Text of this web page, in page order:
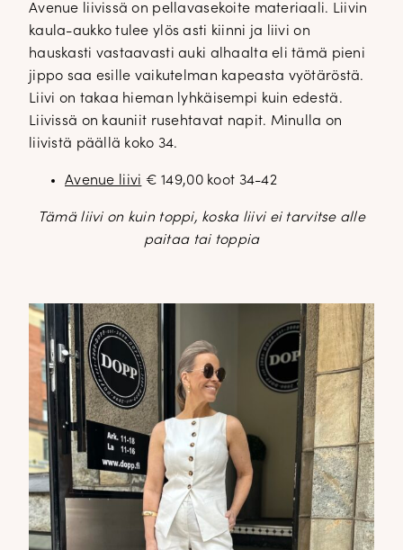
Avenue liivissä on pellavasekoite materiaali. Liivin
kaula-aukko tulee ylös asti kiinni ja liivi on
hauskasti vastaavasti auki alhaalta eli tämä pieni
jippo saa esille vaikutelman kapeasta vyötäröstä.
Liivi on takaa hieman lyhkäisempi kuin edestä.
Liivissä on kauniit rusehtavat napit. Minulla on
liivistä päällä koko 34.
Avenue liivi € 149,00 koot 34-42
Tämä liivi on kuin toppi, koska liivi ei tarvitse alle
paitaa tai toppia